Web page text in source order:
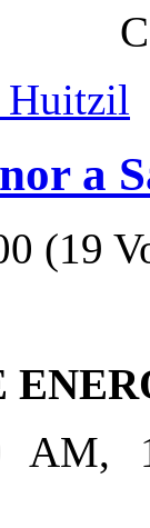
Huitzil
a
(19
AM,